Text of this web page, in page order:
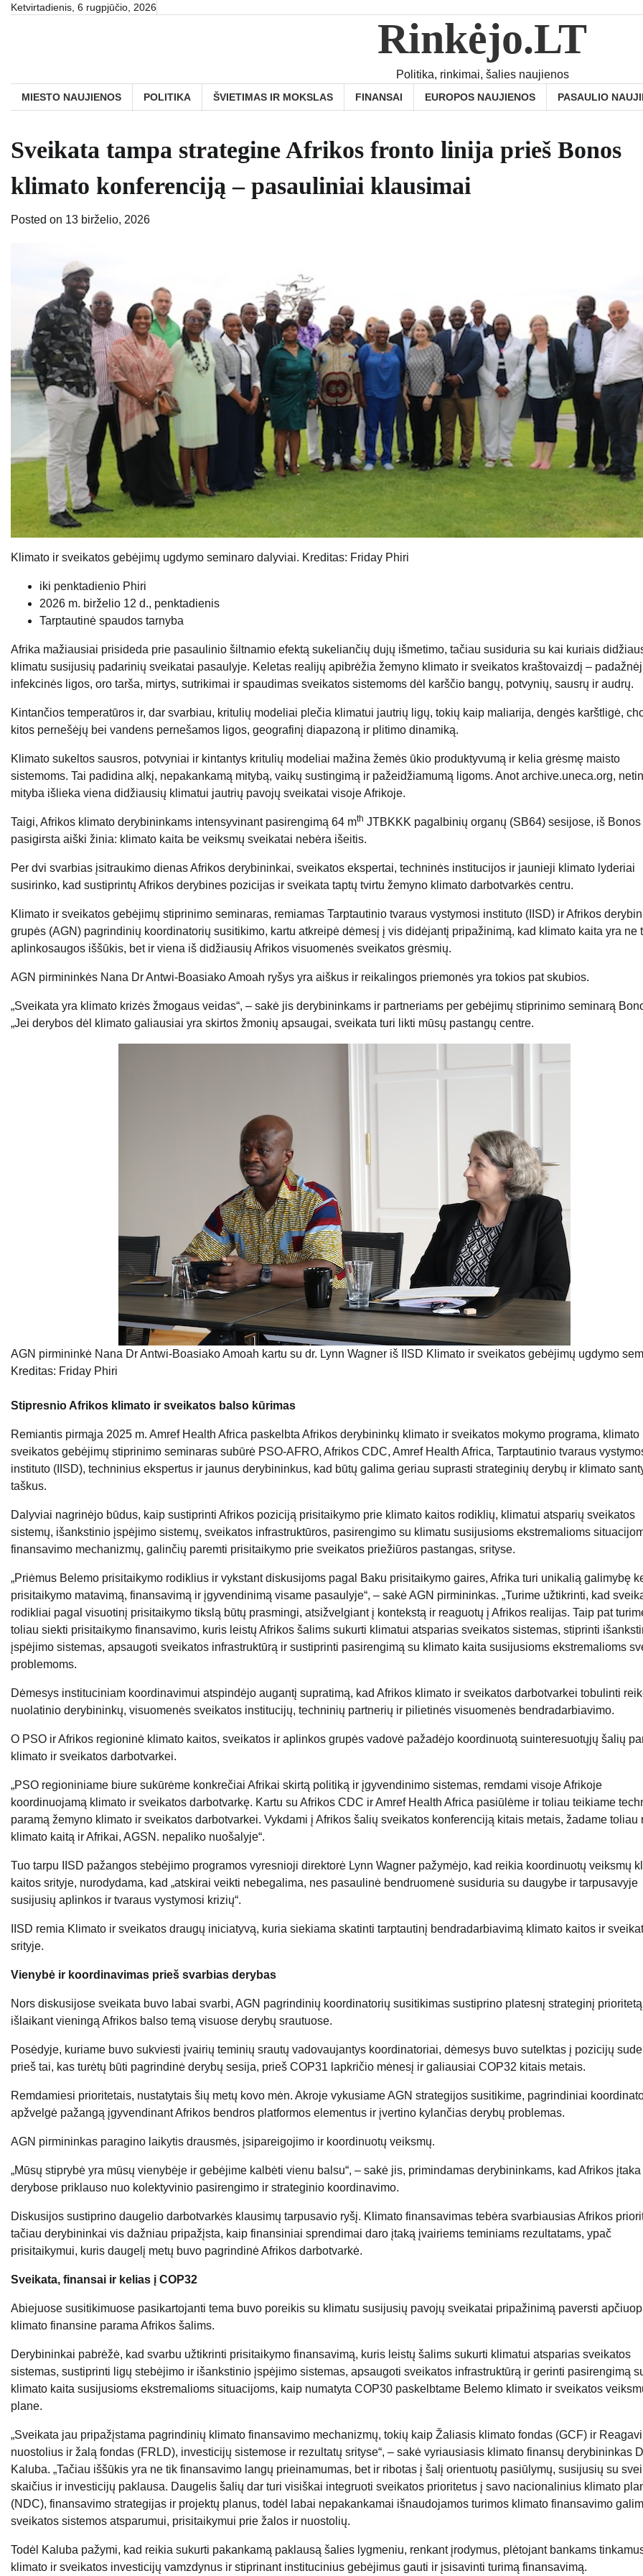
SkipKetvirtadienis, 6 rugpjūčio, 2026
Rinkėjo.LT
Politika, rinkimai, šalies naujienos
MIESTO NAUJIENOS POLITIKA ŠVIETIMAS IR MOKSLAS FINANSAI EUROPOS NAUJIENOS PASAULIO
Sveikata tampa strategine Afrikos fronto linija prieš Bonos
klimato konferenciją – pasauliniai klausimai
Posted on 13 birželio, 2026
Klimato ir sveikatos gebėjimų ugdymo seminaro dalyviai. Kreditas: Friday Phiri
iki penktadienio Phiri
2026 m. birželio 12 d., penktadienis
Tarptautinė spaudos tarnyba
Afrika mažiausiai prisideda prie pasaulinio šiltnamio efektą sukeliančių dujų išmetimo, tačiau susiduria su kai kuriais
klimatu susijusių padarinių sveikatai pasaulyje. Keletas realijų apibrėžia žemyno klimato ir sveikatos kraštovaizdį –
infekcinės ligos, oro tarša, mirtys, sutrikimai ir spaudimas sveikatos sistemoms dėl karščio bangų, potvynių, sausrų ir audrų.
Kintančios temperatūros ir, dar svarbiau, kritulių modeliai plečia klimatui jautrių ligų, tokių kaip maliarija, dengės karštligė,
kitos pernešėjų bei vandens pernešamos ligos, geografinį diapazoną ir plitimo dinamiką.
Klimato sukeltos sausros, potvyniai ir kintantys kritulių modeliai mažina žemės ūkio produktyvumą ir kelia grėsmę maisto
sistemoms. Tai padidina alkį, nepakankamą mitybą, vaikų sustingimą ir pažeidžiamumą ligoms. Anot archive.uneca.org,
mityba išlieka viena didžiausių klimatui jautrių pavojų sveikatai visoje Afrikoje.
Taigi, Afrikos klimato derybininkams intensyvinant pasirengimą 64 mth JTBKKK pagalbinių organų (SB64) sesijose, iš Bonos
pasigirsta aiški žinia: klimato kaita be veiksmų sveikatai nebėra išeitis.
Per dvi svarbias įsitraukimo dienas Afrikos derybininkai, sveikatos ekspertai, techninės institucijos ir jaunieji klimato lyderiai
susirinko, kad sustiprintų Afrikos derybines pozicijas ir sveikata taptų tvirtu žemyno klimato darbotvarkės centru.
Klimato ir sveikatos gebėjimų stiprinimo seminaras, remiamas Tarptautinio tvaraus vystymosi instituto (IISD) ir Afrikos
grupės (AGN) pagrindinių koordinatorių susitikimo, kartu atkreipė dėmesį į vis didėjantį pripažinimą, kad klimato kaita yra ne
aplinkosaugos iššūkis, bet ir viena iš didžiausių Afrikos visuomenės sveikatos grėsmių.
AGN pirmininkės Nana Dr Antwi-Boasiako Amoah ryšys yra aiškus ir reikalingos priemonės yra tokios pat skubios.
„Sveikata yra klimato krizės žmogaus veidas“, – sakė jis derybininkams ir partneriams per gebėjimų stiprinimo seminarą
„Jei derybos dėl klimato galiausiai yra skirtos žmonių apsaugai, sveikata turi likti mūsų pastangų centre.
AGN pirmininkė Nana Dr Antwi-Boasiako Amoah kartu su dr. Lynn Wagner iš IISD Klimato ir sveikatos gebėjimų ugdymo
Kreditas: Friday Phiri
Stipresnio Afrikos klimato ir sveikatos balso kūrimas
Remiantis pirmąja 2025 m. Amref Health Africa paskelbta Afrikos derybininkų klimato ir sveikatos mokymo programa, klimato
sveikatos gebėjimų stiprinimo seminaras subūrė PSO-AFRO, Afrikos CDC, Amref Health Africa, Tarptautinio tvaraus
instituto (IISD), techninius ekspertus ir jaunus derybininkus, kad būtų galima geriau suprasti strateginių derybų ir klimato
taškus.
Dalyviai nagrinėjo būdus, kaip sustiprinti Afrikos poziciją prisitaikymo prie klimato kaitos rodiklių, klimatui atsparių sveikatos
sistemų, išankstinio įspėjimo sistemų, sveikatos infrastruktūros, pasirengimo su klimatu susijusioms ekstremalioms
finansavimo mechanizmų, galinčių paremti prisitaikymo prie sveikatos priežiūros pastangas, srityse.
„Priėmus Belemo prisitaikymo rodiklius ir vykstant diskusijoms pagal Baku prisitaikymo gaires, Afrika turi unikalią galimybę
prisitaikymo matavimą, finansavimą ir įgyvendinimą visame pasaulyje“, – sakė AGN pirmininkas. „Turime užtikrinti, kad
rodikliai pagal visuotinį prisitaikymo tikslą būtų prasmingi, atsižvelgiant į kontekstą ir reaguotų į Afrikos realijas. Taip pat
toliau siekti prisitaikymo finansavimo, kuris leistų Afrikos šalims sukurti klimatui atsparias sveikatos sistemas, stiprinti
įspėjimo sistemas, apsaugoti sveikatos infrastruktūrą ir sustiprinti pasirengimą su klimato kaita susijusioms ekstremalioms
problemoms.
Dėmesys instituciniam koordinavimui atspindėjo augantį supratimą, kad Afrikos klimato ir sveikatos darbotvarkei tobulinti
nuolatinio derybininkų, visuomenės sveikatos institucijų, techninių partnerių ir pilietinės visuomenės bendradarbiavimo.
O PSO ir Afrikos regioninė klimato kaitos, sveikatos ir aplinkos grupės vadovė pažadėjo koordinuotą suinteresuotųjų šalių
klimato ir sveikatos darbotvarkei.
„PSO regioniniame biure sukūrėme konkrečiai Afrikai skirtą politiką ir įgyvendinimo sistemas, remdami visoje Afrikoje
koordinuojamą klimato ir sveikatos darbotvarkę. Kartu su Afrikos CDC ir Amref Health Africa pasiūlėme ir toliau teikiame
paramą žemyno klimato ir sveikatos darbotvarkei. Vykdami į Afrikos šalių sveikatos konferenciją kitais metais, žadame toliau
klimato kaitą ir Afrikai, AGSN. nepaliko nuošalyje“.
Tuo tarpu IISD pažangos stebėjimo programos vyresnioji direktorė Lynn Wagner pažymėjo, kad reikia koordinuotų veiksmų
kaitos srityje, nurodydama, kad „atskirai veikti nebegalima, nes pasaulinė bendruomenė susiduria su daugybe ir tarpusavyje
susijusių aplinkos ir tvaraus vystymosi krizių“.
IISD remia Klimato ir sveikatos draugų iniciatyvą, kuria siekiama skatinti tarptautinį bendradarbiavimą klimato kaitos ir
srityje.
Vienybė ir koordinavimas prieš svarbias derybas
Nors diskusijose sveikata buvo labai svarbi, AGN pagrindinių koordinatorių susitikimas sustiprino platesnį strateginį
išlaikant vieningą Afrikos balso temą visuose derybų srautuose.
Posėdyje, kuriame buvo sukviesti įvairių teminių srautų vadovaujantys koordinatoriai, dėmesys buvo sutelktas į pozicijų
prieš tai, kas turėtų būti pagrindinė derybų sesija, prieš COP31 lapkričio mėnesį ir galiausiai COP32 kitais metais.
Remdamiesi prioritetais, nustatytais šių metų kovo mėn. Akroje vykusiame AGN strategijos susitikime, pagrindiniai
apžvelgė pažangą įgyvendinant Afrikos bendros platformos elementus ir įvertino kylančias derybų problemas.
AGN pirmininkas paragino laikytis drausmės, įsipareigojimo ir koordinuotų veiksmų.
„Mūsų stiprybė yra mūsų vienybėje ir gebėjime kalbėti vienu balsu“, – sakė jis, primindamas derybininkams, kad Afrikos įtaka
derybose priklauso nuo kolektyvinio pasirengimo ir strateginio koordinavimo.
Diskusijos sustiprino daugelio darbotvarkės klausimų tarpusavio ryšį. Klimato finansavimas tebėra svarbiausias Afrikos
tačiau derybininkai vis dažniau pripažįsta, kaip finansiniai sprendimai daro įtaką įvairiems teminiams rezultatams, ypač
prisitaikymui, kuris daugelį metų buvo pagrindinė Afrikos darbotvarkė.
Sveikata, finansai ir kelias į COP32
Abiejuose susitikimuose pasikartojanti tema buvo poreikis su klimatu susijusių pavojų sveikatai pripažinimą paversti
klimato finansine parama Afrikos šalims.
Derybininkai pabrėžė, kad svarbu užtikrinti prisitaikymo finansavimą, kuris leistų šalims sukurti klimatui atsparias sveikatos
sistemas, sustiprinti ligų stebėjimo ir išankstinio įspėjimo sistemas, apsaugoti sveikatos infrastruktūrą ir gerinti pasirengimą
klimato kaita susijusioms ekstremalioms situacijoms, kaip numatyta COP30 paskelbtame Belemo klimato ir sveikatos
plane.
„Sveikata jau pripažįstama pagrindinių klimato finansavimo mechanizmų, tokių kaip Žaliasis klimato fondas (GCF) ir
nuostolius ir žalą fondas (FRLD), investicijų sistemose ir rezultatų srityse“, – sakė vyriausiasis klimato finansų derybininkas
Kaluba. „Tačiau iššūkis yra ne tik finansavimo langų prieinamumas, bet ir ribotas į šalį orientuotų pasiūlymų, susijusių su
skaičius ir investicijų paklausa. Daugelis šalių dar turi visiškai integruoti sveikatos prioritetus į savo nacionalinius klimato
(NDC), finansavimo strategijas ir projektų planus, todėl labai nepakankamai išnaudojamos turimos klimato finansavimo
sveikatos sistemos atsparumui, prisitaikymui prie žalos ir nuostolių.
Todėl Kaluba pažymi, kad reikia sukurti pakankamą paklausą šalies lygmeniu, renkant įrodymus, plėtojant bankams
klimato ir sveikatos investicijų vamzdynus ir stiprinant institucinius gebėjimus gauti ir įsisavinti turimą finansavimą.